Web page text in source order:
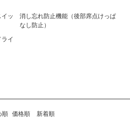
ッ
消し忘れ防止機能（後部席点けっぱ
なし防止）
イ
順 価格順 新着順